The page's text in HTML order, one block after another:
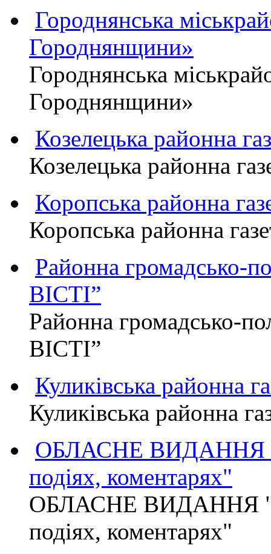
Городнянська
Городнянщини»
Городнянська
Городнянщини»
Козелецька районна
Козелецька районна
Коропська районна
Коропська районна
Районна громадсько-
ВІСТІ”
Районна громадсько-
ВІСТІ”
Куликівська районна
Куликівська районна
ОБЛАСНЕ ВИДАННЯ
подіях, коментарях"
ОБЛАСНЕ ВИДАННЯ
подіях, коментарях"